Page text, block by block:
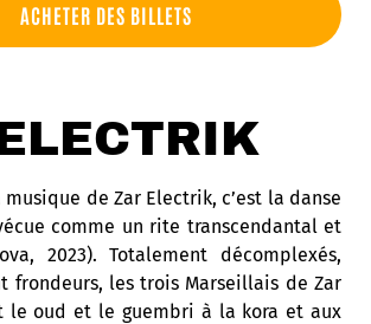
ACHETER DES BILLETS
de Zar Electrik, c’est la danse
comme un rite transcendantal et
2023). Totalement décomplexés,
frondeurs, les trois Marseillais de Zar
le oud et le guembri à la kora et aux